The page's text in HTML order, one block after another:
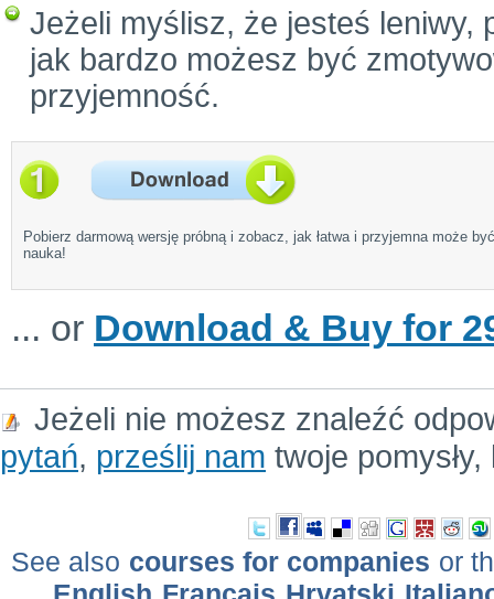
Jeżeli myślisz, że jesteś leniwy,
jak bardzo możesz być
przyjemność.
Pobierz darmową wersję próbną i zobacz, jak łatwa i przyjemna może być
nauka!
... or Download & Buy for
Jeżeli nie możesz znaleźć
pytań, prześlij nam twoje
See also courses for companies or